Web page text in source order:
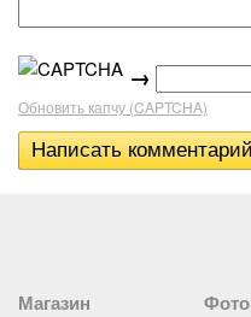
→
Обновить капчу (CAPTCHA)
Магазин Фото